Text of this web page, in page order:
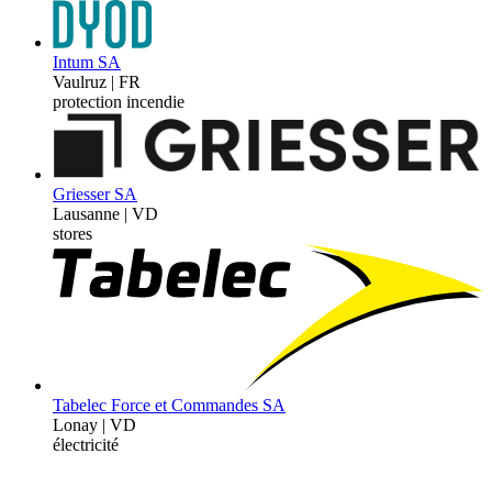
Intum SA
Vaulruz | FR
protection incendie
Griesser SA
Lausanne | VD
stores
Tabelec Force et Commandes SA
Lonay | VD
électricité